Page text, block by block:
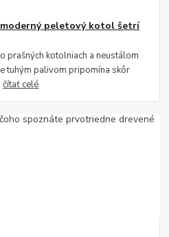
moderný peletový kotol šetrí
prašných kotolniach a neustálom
tuhým palivom pripomína skôr
čítať celé